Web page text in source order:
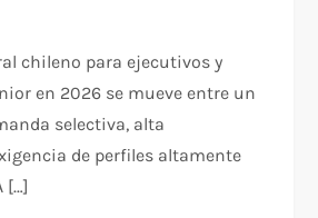
chileno para ejecutivos y
en 2026 se mueve entre un
selectiva, alta
de perfiles altamente
[…]